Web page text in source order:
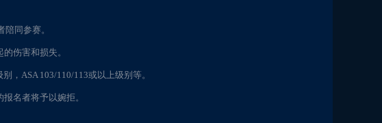
同参赛。
伤害和损失。
，ASA 103/110/113或以上级别等。
名者将予以婉拒。